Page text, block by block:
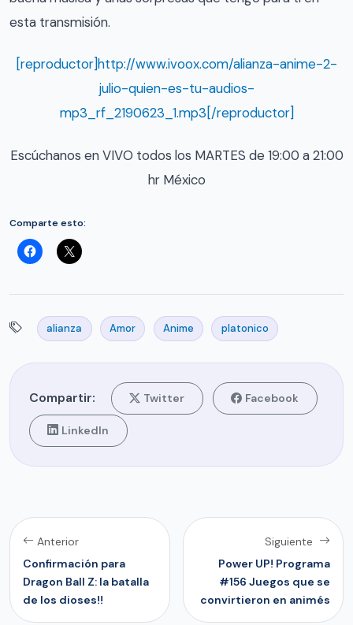
esta transmisión.
[reproductor]http://www.ivoox.com/alianza-anime-2-
julio-quien-es-tu-audios-
mp3_rf_2190623_1.mp3[/reproductor]
Escúchanos en VIVO todos los MARTES de 19:00 a 21:00
hr México
Comparte esto:
alianza Amor Anime platonico
Compartir: Twitter Facebook
LinkedIn
Anterior
Confirmación para
Dragon Ball Z: la batalla
de los dioses!!
Siguiente
Power UP! Programa
#156 Juegos que se
convirtieron en animés